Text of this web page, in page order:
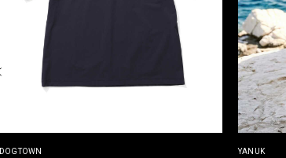
DOGTOWN YANUK